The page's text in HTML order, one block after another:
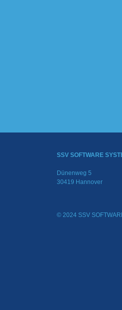
SSV SOFTWARE
Dünenweg 5
30419 Hannover
© 2024 SSV